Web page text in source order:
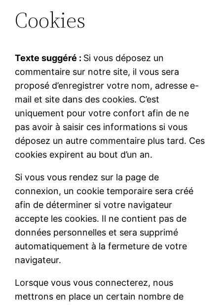
Cookies
Texte suggéré : Si vous déposez un
commentaire sur notre site, il vous sera
proposé d’enregistrer votre nom, adresse e-
mail et site dans des cookies. C’est
uniquement pour votre confort afin de ne
pas avoir à saisir ces informations si vous
déposez un autre commentaire plus tard. Ces
cookies expirent au bout d’un an.
Si vous vous rendez sur la page de
connexion, un cookie temporaire sera créé
afin de déterminer si votre navigateur
accepte les cookies. Il ne contient pas de
données personnelles et sera supprimé
automatiquement à la fermeture de votre
navigateur.
Lorsque vous vous connecterez, nous
mettrons en place un certain nombre de